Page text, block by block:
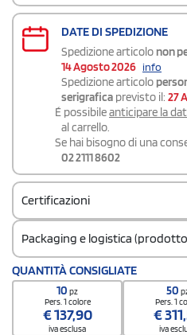
DATE DI SPEDIZIONE
Spedizione articolo non
14 Agosto 2026 info
Spedizione articolo
serigrafica previsto il: 27
É possibileanticipare la
al carrello.
Se hai bisogno di una
02 2111 8602
Certificazioni
Packaging e logistica
Codice doganale
61091000
QUANTITÀ CONSIGLIATE
10pz
Pers. 1 colore
€137,90
iva esclusa
50
Pers. 1
€
iva